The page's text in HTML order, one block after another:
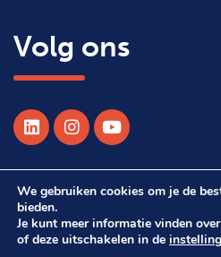
Volg ons
© 2026 Alle rechten voorbehouden
We gebruiken cookies om je de
bieden.
Je kunt meer informatie vinden
of deze uitschakelen in de